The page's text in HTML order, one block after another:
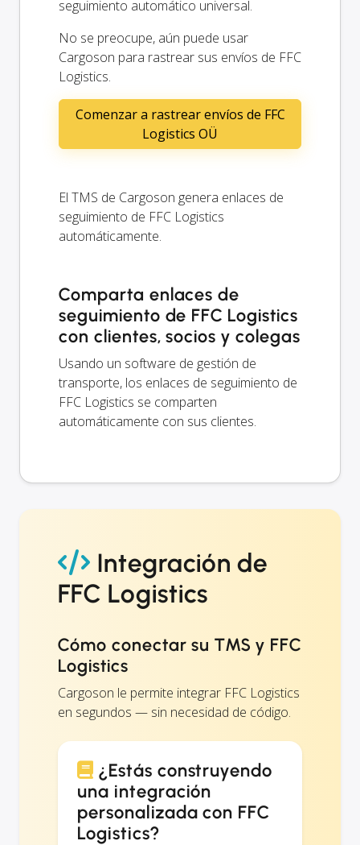
seguimiento automático universal.
No se preocupe, aún puede usar
Cargoson para rastrear sus envíos de FFC
Logistics.
Comenzar a rastrear envíos de FFC
Logistics OÜ
El TMS de Cargoson genera enlaces de
seguimiento de FFC Logistics
automáticamente.
Comparta enlaces de
seguimiento de FFC Logistics
con clientes, socios y colegas
Usando un software de gestión de
transporte, los enlaces de seguimiento de
FFC Logistics se comparten
automáticamente con sus clientes.
Integración de
FFC Logistics
Cómo conectar su TMS y FFC
Logistics
Cargoson le permite integrar FFC Logistics
en segundos — sin necesidad de código.
¿Estás construyendo
una integración
personalizada con FFC
Logistics?